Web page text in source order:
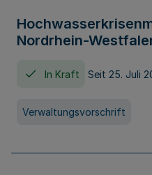
Nordrhein-
In Kraft Seit 25. Juli
Verwaltungsvorschrift